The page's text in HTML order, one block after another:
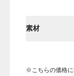
素材
※こちらの価格に